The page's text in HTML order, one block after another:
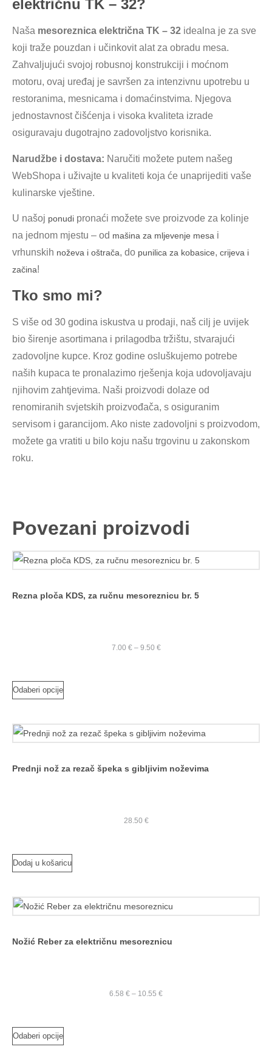
električnu TK – 32?
Naša mesoreznica električna TK – 32 idealna je za sve
koji traže pouzdan i učinkovit alat za obradu mesa.
Zahvaljujući svojoj robusnoj konstrukciji i moćnom
motoru, ovaj uređaj je savršen za intenzivnu upotrebu u
restoranima, mesnicama i domaćinstvima. Njegova
jednostavnost čišćenja i visoka kvaliteta izrade
osiguravaju dugotrajno zadovoljstvo korisnika.
Narudžbe i dostava: Naručiti možete putem našeg
WebShopa i uživajte u kvaliteti koja će unaprijediti vaše
kulinarske vještine.
U našoj ponudi pronaći možete sve proizvode za kolinje
na jednom mjestu – od mašina za mljevenje mesa i
vrhunskih noževa i oštrača, do punilica za kobasice, crijeva i
začina!
Tko smo mi?
S više od 30 godina iskustva u prodaji, naš cilj je uvijek
bio širenje asortimana i prilagodba tržištu, stvarajući
zadovoljne kupce. Kroz godine osluškujemo potrebe
naših kupaca te pronalazimo rješenja koja udovoljavaju
njihovim zahtjevima. Naši proizvodi dolaze od
renomiranih svjetskih proizvođača, s osiguranim
servisom i garancijom. Ako niste zadovoljni s proizvodom,
možete ga vratiti u bilo koju našu trgovinu u zakonskom
roku.
Povezani proizvodi
Rezna ploča KDS, za ručnu mesoreznicu br. 5
7.00 € – 9.50 €
Odaberi opcije
Prednji nož za rezač špeka s gibljivim noževima
28.50 €
Dodaj u košaricu
Nožić Reber za električnu mesoreznicu
6.58 € – 10.55 €
Odaberi opcije